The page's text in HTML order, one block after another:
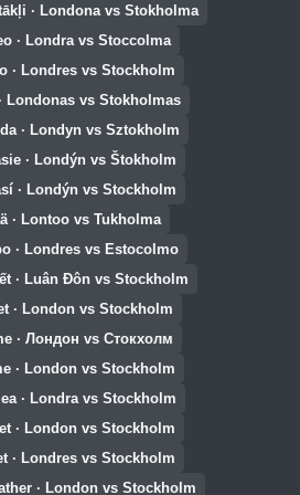
· Londona vs Stokholma
· Londra vs Stoccolma
· Londres vs Stockholm
Londonas vs Stokholmas
· Londyn vs Sztokholm
· Londýn vs Štokholm
· Londýn vs Stockholm
· Lontoo vs Tukholma
· Londres vs Estocolmo
· Luân Đôn vs Stockholm
· London vs Stockholm
· Лондон vs Стокхолм
· London vs Stockholm
· Londra vs Stockholm
· London vs Stockholm
· Londres vs Stockholm
· London vs Stockholm